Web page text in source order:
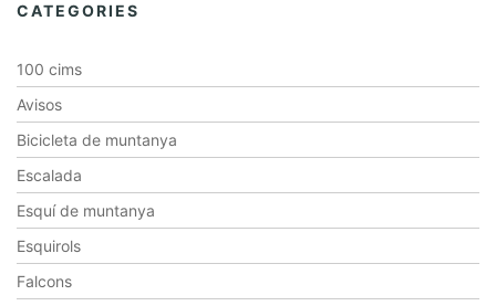
CATEGORIES
100 cims
Avisos
Bicicleta de muntanya
Escalada
Esquí de muntanya
Esquirols
Falcons